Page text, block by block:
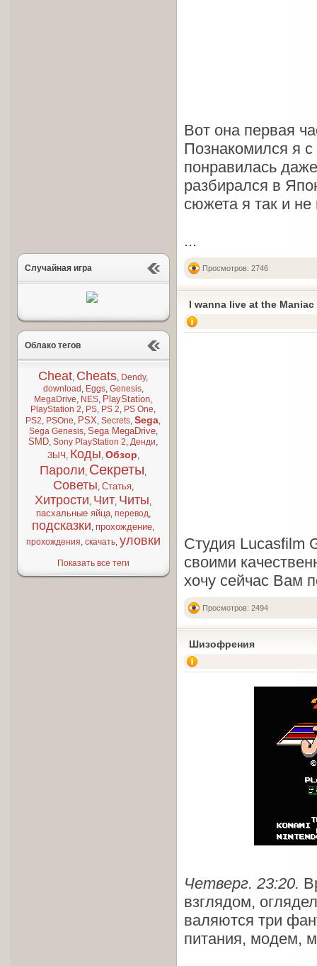
Случайная игра
Облако тегов
Cheat, Cheats, Dendy,
download , Eggs, Genesis,
MegaDrive, NES, PlayStation,
PlayStation 2, PS, PS 2, PS One,
PS2, PSOne, PSX,Secrets,Sega,
Sega Genesis, Sega MegaDrive,
SMD,Sony PlayStation 2,Денди,
ЗЫЧ , Коды, Обзор,
Пароли, Секреты,
Советы, Статья,
Хитрости, Чит, Читы,
пасхальные яйца, перевод,
подсказки, прохождение,
прохождения, скачать, уловки
Показать все теги
Вот она первая
Познакомился я
понравилась
разбирался в
сюжета я так и
...
Просмотров: 2746
I wanna live at the
Студия Lucasfilm
своими
хочу сейчас Вам
Просмотров: 2494
Шизофрения
Четверг. 23:20.
взглядом,
валяются три
питания, модем,